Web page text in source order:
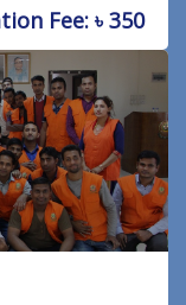
Fee: ৳ 350